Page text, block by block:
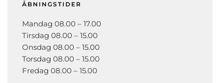
ÅBNINGSTIDER
Mandag 08.00 – 17.00
Tirsdag 08.00 – 15.00
Onsdag 08.00 – 15.00
Torsdag 08.00 – 15.00
Fredag 08.00 – 15.00